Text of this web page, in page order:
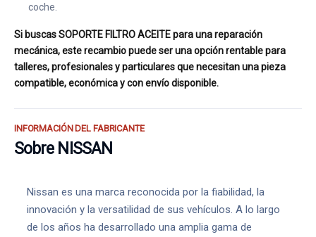
coche.
Si buscas SOPORTE FILTRO ACEITE para una reparación
mecánica, este recambio puede ser una opción rentable para
talleres, profesionales y particulares que necesitan una pieza
compatible, económica y con envío disponible.
INFORMACIÓN DEL FABRICANTE
Sobre NISSAN
Nissan es una marca reconocida por la fiabilidad, la
innovación y la versatilidad de sus vehículos. A lo largo
de los años ha desarrollado una amplia gama de